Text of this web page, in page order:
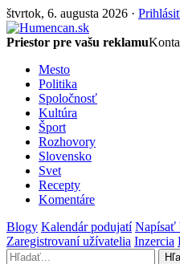
štvrtok, 6. augusta 2026 ·
Priestor pre vašu reklamu
Mesto
Politika
Spoločnosť
Kultúra
Šport
Rozhovory
Slovensko
Svet
Recepty
Komentáre
Blogy Kalendár podujatí Napísať
Zaregistrovaní užívatelia Inzercia